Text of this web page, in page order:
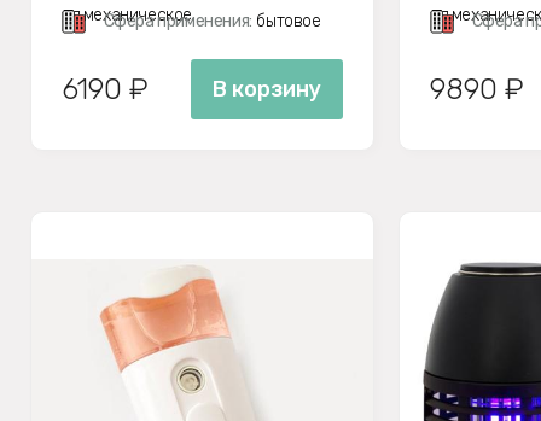
эл.механическое
Сфера применения: бытовое
6190 ₽ В корзину
Сфера
9890 ₽